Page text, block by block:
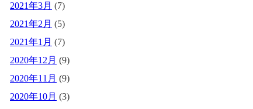
2021年3月 (7)
2021年2月 (5)
2021年1月 (7)
2020年12月 (9)
2020年11月 (9)
2020年10月 (3)